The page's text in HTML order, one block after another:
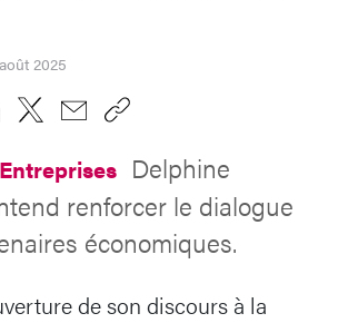
2025
Delphine
renforcer le dialogue
économiques.
de son discours à la